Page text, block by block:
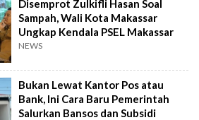
Disemprot Zulkifli Hasan Soal
Sampah, Wali Kota Makassar
Ungkap Kendala PSEL Makassar
NEWS
Bukan Lewat Kantor Pos atau
Bank, Ini Cara Baru Pemerintah
Salurkan Bansos dan Subsidi